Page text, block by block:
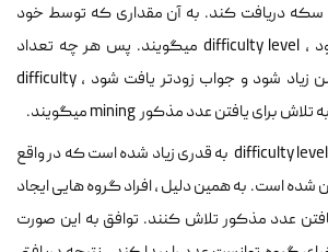
میتواند در بیت کوین 1 سکه دریافت کند. به آن مقداری که توسط خود
بلاک چین تعیین میشود ، difficulty level میگویند. پس هر چه تعداد
افرادی که mine میکنن زیاد شود و جواب زودتر یافت شود ، difficulty
برای مثال در بیت کوین difficulty level به قدری زیاد شده است که در واقع
شده است. به همین دلیل ، افراد گروه هایی ایجاد
عدد مذکور تلاش کنند. توافق به این صورت